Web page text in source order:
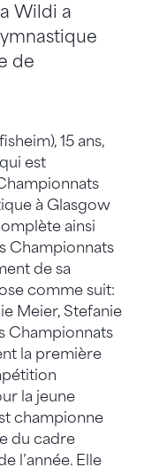
Wildi a
de
15 ans,
est
à Glasgow
ainsi
Championnats
de sa
comme suit:
Meier, Stefanie
Championnats
la première
la jeune
championne
du cadre
l’année. Elle